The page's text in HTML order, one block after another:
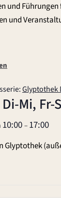
und Führungen
und
Glyptothek
Mi, Fr-
10:00–17:00
Glyptothek